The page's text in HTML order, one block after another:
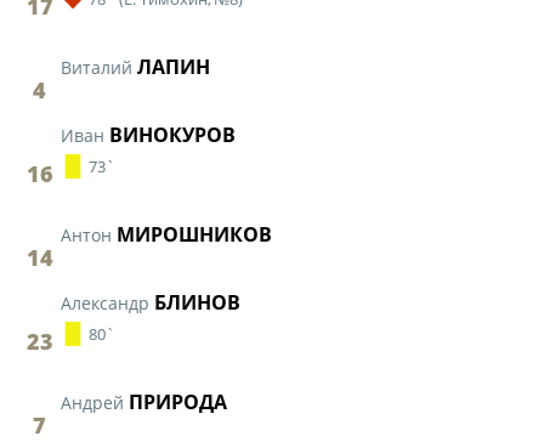
17
4
Виталий ЛАПИН
16
Иван ВИНОКУРОВ
73`
14
Антон МИРОШНИКОВ
23
Александр БЛИНОВ
80`
7
Андрей ПРИРОДА